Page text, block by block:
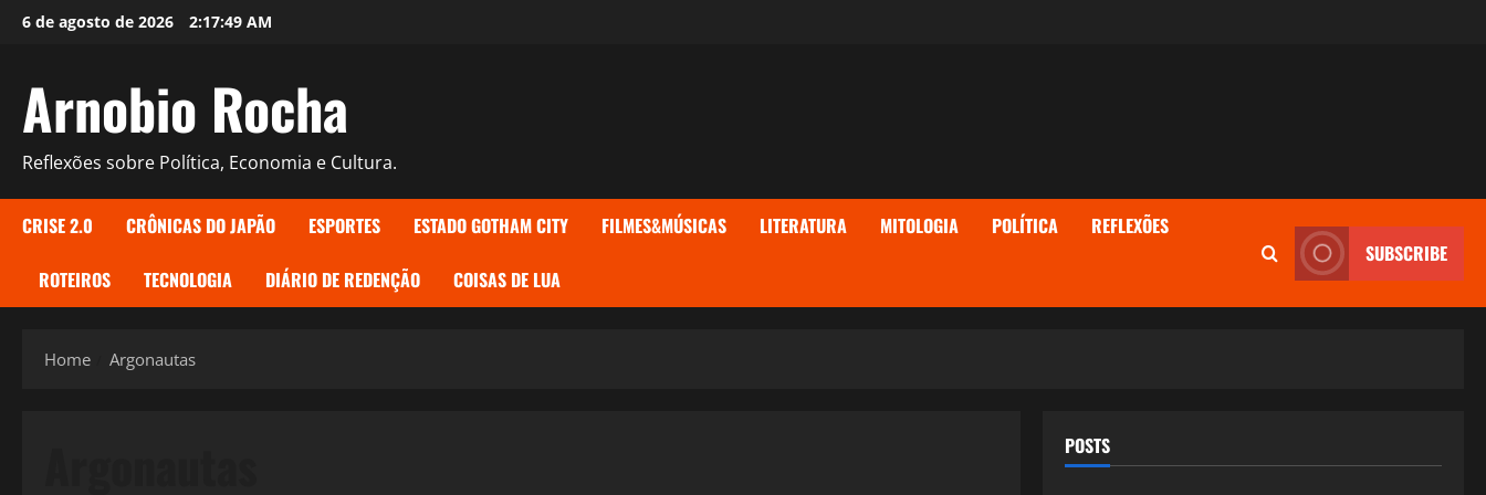
Skip6 de agosto de 2026 2:17:50 AM
Arnobio Rocha
Reflexões sobre Política, Economia e Cultura.
CRISE 2.0 CRÔNICAS DO JAPÃO ESPORTES ESTADO GOTHAM CITY FILMES&MÚSICAS LITERATURA MITOLOGIA POLÍTICA REFLEXÕES
ROTEIROS TECNOLOGIA DIÁRIO DE REDENÇÃO COISAS DE LUA
SUBSCRIBE
Home Argonautas
POSTS